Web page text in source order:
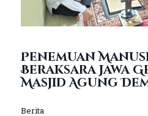
Penemuan
Beraksara Jawa
Masjid Agung
Berita